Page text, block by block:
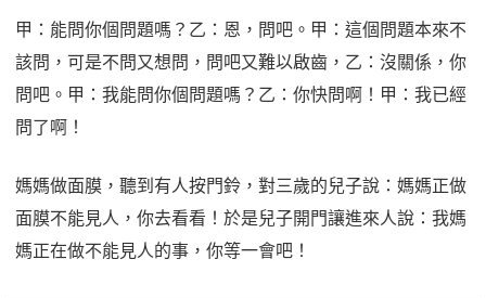
甲：能問你個問題嗎？乙：恩，問吧。甲：這個問題本來不
該問，可是不問又想問，問吧又難以啟齒，乙：沒關係，你
問吧。甲：我能問你個問題嗎？乙：你快問啊！甲：我已經
問了啊！
媽媽做面膜，聽到有人按門鈴，對三歲的兒子說：媽媽正做
面膜不能見人，你去看看！於是兒子開門讓進來人說：我媽
媽正在做不能見人的事，你等一會吧！